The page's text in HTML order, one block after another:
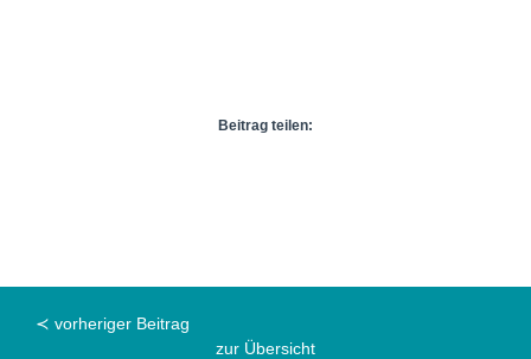
Beitrag teilen:
≺ vorheriger Beitrag
zur Übersicht